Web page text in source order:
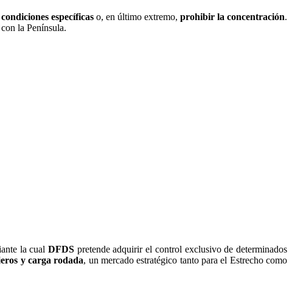
específicas o, en último extremo, prohibir la concentración.
la Península.
la cualDFDS pretende adquirir el control exclusivo de determinados
y carga rodada, un mercado estratégico tanto para el Estrecho como